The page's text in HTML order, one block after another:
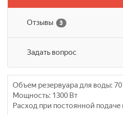
Отзывы 3
Задать вопрос
Объем резервуара для воды:
Мощность: 1300 Вт
Расход при постоянной подаче